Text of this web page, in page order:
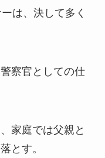
は、決して多く
察官としての仕
家庭では父親と
とす。